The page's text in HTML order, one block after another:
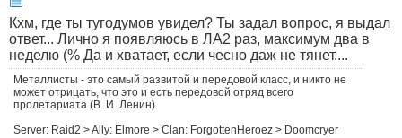
Кхм, где ты тугодумов увидел? Ты задал вопрос, я выдал
ответ... Лично я появляюсь в ЛА2 раз, максимум два в
неделю (% Да и хватает, если чесно даж не тянет....
Металлисты - это самый развитой и передовой класс, и никто не
может отрицать, что это и есть передовой отряд всего
пролетариата (В. И. Ленин)
Server: Raid2 > Ally: Elmore > Clan: ForgottenHeroez > Doomcryer